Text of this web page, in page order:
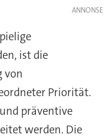
ist die
von
Priorität.
präventive
werden. Die